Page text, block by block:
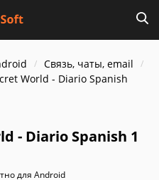
Связь, чаты, email
World - Diario Spanish
- Diario Spanish 1
для Android